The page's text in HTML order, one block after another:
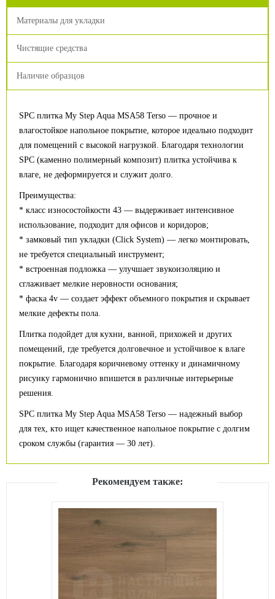
Материалы для укладки
Чистящие средства
Наличие образцов
SPC плитка My Step Aqua MSA58 Terso — прочное и
влагостойкое напольное покрытие, которое идеально подходит
для помещений с высокой нагрузкой. Благодаря технологии
SPC (каменно полимерный композит) плитка устойчива к
влаге, не деформируется и служит долго.
Преимущества:
* класс износостойкости 43 — выдерживает интенсивное
использование, подходит для офисов и коридоров;
* замковый тип укладки (Click System) — легко монтировать,
не требуется специальный инструмент;
* встроенная подложка — улучшает звукоизоляцию и
сглаживает мелкие неровности основания;
* фаска 4v — создает эффект объемного покрытия и скрывает
мелкие дефекты пола.
Плитка подойдет для кухни, ванной, прихожей и других
помещений, где требуется долговечное и устойчивое к влаге
покрытие. Благодаря коричневому оттенку и динамичному
рисунку гармонично впишется в различные интерьерные
решения.
SPC плитка My Step Aqua MSA58 Terso — надежный выбор
для тех, кто ищет качественное напольное покрытие с долгим
сроком службы (гарантия — 30 лет).
Рекомендуем также: